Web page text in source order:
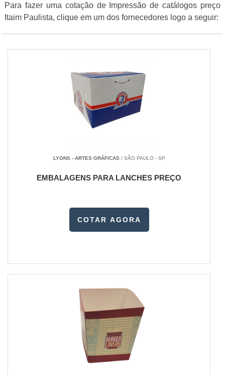
Para fazer uma cotação de Impressão de catálogos preço
Itaim Paulista, clique em um dos fornecedores logo a seguir:
LYONS - ARTES GRÁFICAS/ SÃO PAULO - SP
EMBALAGENS PARA LANCHES PREÇO
COTAR AGORA